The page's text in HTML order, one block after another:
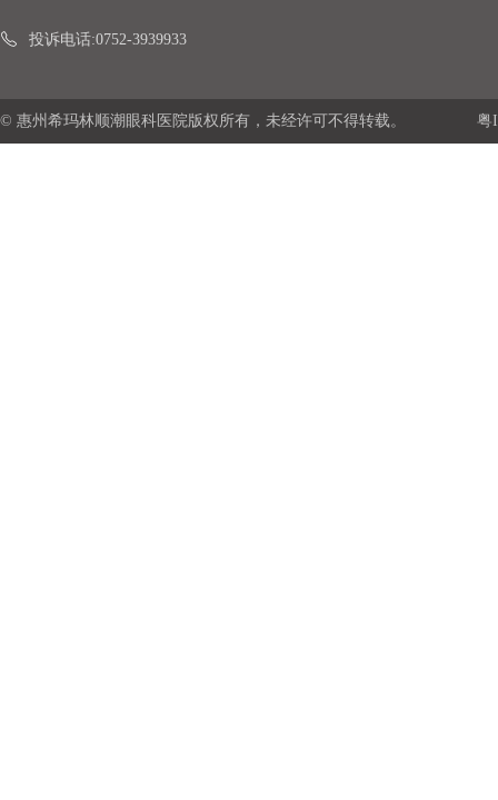
投诉电话:0752-3939933
© 惠州希玛林顺潮眼科医院版权所有，未经许可不得转载。 粤